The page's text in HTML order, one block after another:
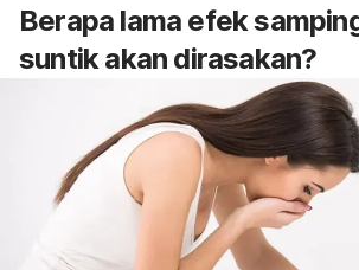
Berapa lama efek
suntik akan dirasakan?